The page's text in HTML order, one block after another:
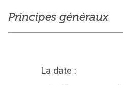
Principes généraux
La date :